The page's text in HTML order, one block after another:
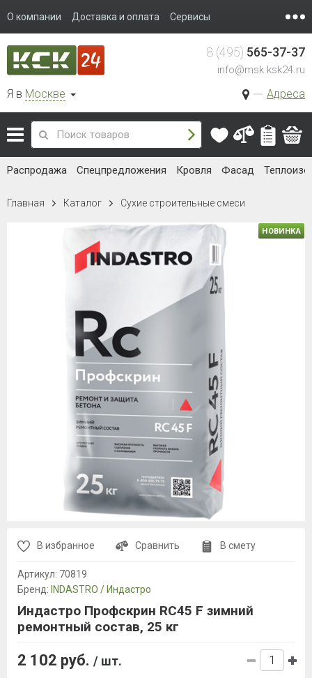
О компании Доставка и оплата Сервисы
Я в Москве Адреса
8 (495) 565-37-37
info@msk.ksk24.ru
Распродажа Спецпредложения Кровля Фасад
Главная Каталог Сухие строительные смеси
НОВИНКА
В избранное Сравнить В смету
Артикул: 70819
Бренд: INDASTRO / Индастро
Индастро Профскрин RC45 F зимний
ремонтный состав, 25 кг
2 102 руб. / шт.